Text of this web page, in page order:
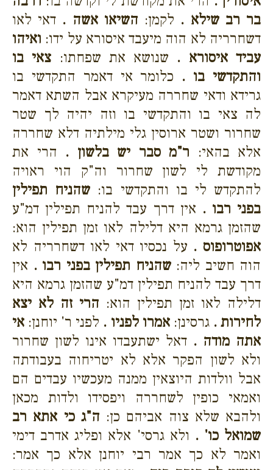
בר רב שילא . לקמן: השיאו אשה . דאי לאו
דשחרריה לא הוה מיעבד איסורא על ידו: ואיהו
עביד איסורא . שנושא את שפחתו: צאי בו
והתקדשי בו . כלומר אי דאמר התקדשי בו
גרידא ודאי שחררה מעיקרא אבל השתא דאמר
לה צאי בו והתקדשי בו וזה יהיה לך שטר
שחרור ושטר ארוסין גלי מילתיה דלא שחררה
אלא בהאי: ר"מ סבר יש בלשון . הרי את
מקודשת לי לשון שחרור וה"ק הוי ראויה
להתקדש לי בו והתקדשי בו: שהניח תפילין
בפני רבו . אין דרך עבד להניח תפילין דמ"ע
שהזמן גרמא היא דלילה לאו זמן תפילין הוא:
אפוטרופוס . על נכסיו דאי לאו דשחרריה לא
הוה חשיב ליה:שהניח תפילין בפני רבו . אין
דרך עבד להניח תפילין דמ"ע שהזמן גרמא היא
דלילה לאו זמן תפילין הוא: הרי זה לא יצא
לחירות . גרסינן:אמרו לפניו . לפני ר' יוחנן: אי
אתה מודה . דאל ישתעבדו אינו לשון שחרור
ולא לשון הפקר אלא לא יטריחוה בעבודתה
אבל וולדות היוצאין ממנה מעכשיו עבדים הם
ואמאי כופין לשחררה ויפסידו ולדות מכאן
ולהבא שלא צוה אביהם כן: ה"ג כי אתא רב
שמואל כו' . ולא גרסי' אלא ופליג אדרב דימי
ואמר לא כך אמר רבי יוחנן אלא כך אמר: